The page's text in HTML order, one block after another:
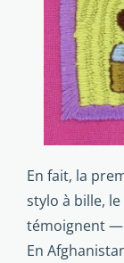
En fait, la
stylo à bille,
témoignent —
En